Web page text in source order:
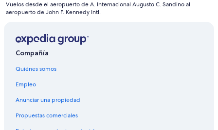
Vuelos de Buffalo (BUF) a Nueva York (LGA)
Vuelos de Chattanooga (CHA) a Nueva York (LGA)
Vuelos de Cleveland (CLE) a Nueva York (LGA)
Vuelos desde el aeropuerto de A. Internacional Augusto C. Sandino al
aeropuerto de John F. Kennedy Intl.
Compañía
Quiénes somos
Empleo
Anunciar una propiedad
Propuestas comerciales